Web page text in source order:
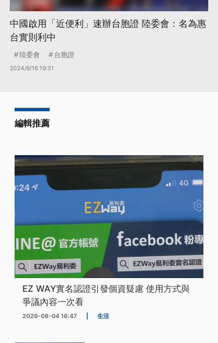
中國啟用「近便利」速辦台胞證 陸委會：名為惠
台實則利中
陸委會 台胞證
2024/6/16 19:31
編輯推薦
EZ WAY實名認證引發個資疑慮 使用方式與
爭議內容一次看
2026-08-04 16:47 生活